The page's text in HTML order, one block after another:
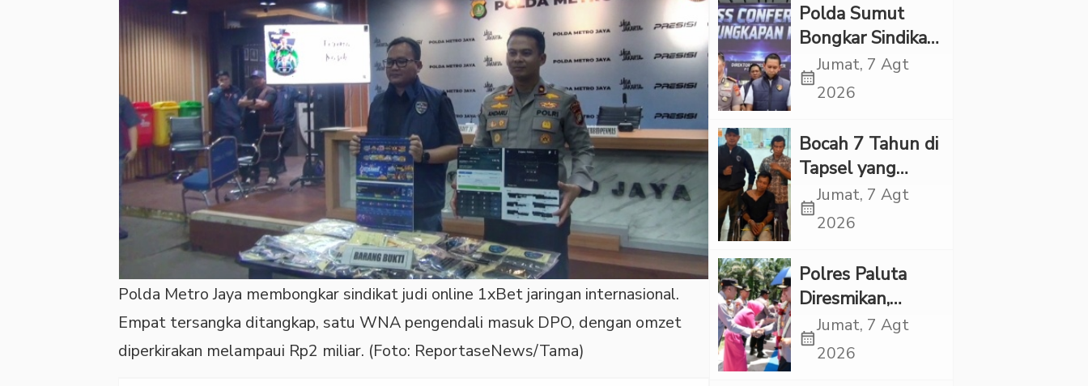
Polda Metro Jaya membongkar sindikat judi online 1xBet jaringan internasional.
Empat tersangka ditangkap, satu WNA pengendali masuk DPO, dengan omzet
diperkirakan melampaui Rp2 miliar. (Foto: ReportaseNews/Tama)
Polda Sumut
Bongkar Sindikat
Scamming
Internasional,
Rp6,7 Miliar
calendar_month
Jumat, 7 Agt
2026
Bocah 7 Tahun di
Tapsel yang
Ditemukan
Tewas di Sumur
Kekerasan
Seksual
calendar_month
Jumat, 7 Agt
2026
Polres Paluta
Diresmikan,
Begini
Tanggapan
calendar_month
Jumat, 7 Agt
2026